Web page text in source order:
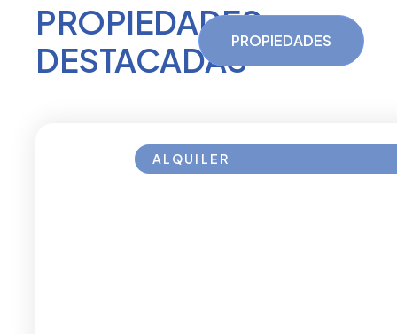
PROPIEDADES
DESTACADASPROPIEDADES
ALQUILER